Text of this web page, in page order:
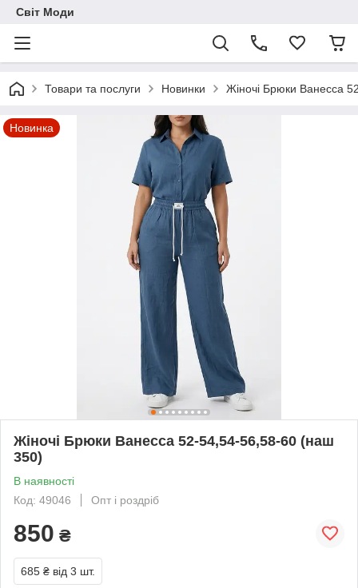
Світ Моди
Товари та послуги Новинки Жіночі Брюки Ванесса
Новинка
Жіночі Брюки Ванесса 52-54,54-56,58-60 (наш
350)
В наявності
Код: 49046
Опт і роздріб
850 ₴
685 ₴ від 3 шт.